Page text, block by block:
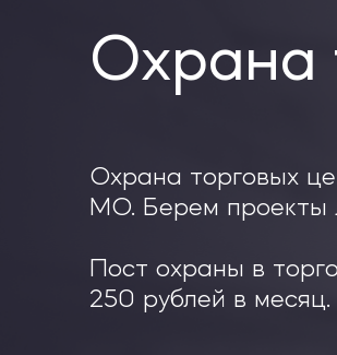
Охрана
Охрана торговых
МО. Берем проекты
Пост охраны в
250 рублей в месяц.